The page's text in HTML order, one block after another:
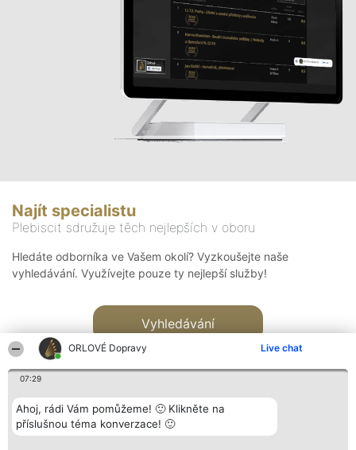
ORLOVÉ Dopravy Live chat
07:29
Ahoj, rádi Vám pomůžeme! 🙂 Klikněte na
příslušnou téma konverzace! 🙂
Najít specialistu
Plebiscit sdružuje těch nejlepších v oboru
Hledáte odborníka ve Vašem okolí? Vyzkoušejte naše
vyhledávání. Využívejte pouze ty nejlepší služby!
Vyhledávání